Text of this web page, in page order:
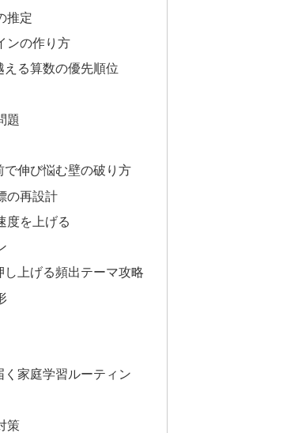
推定
ンの作り方
る算数の優先順位
題
伸び悩む壁の破り方
の再設計
度を上げる
上げる頻出テーマ攻略
家庭学習ルーティン
策